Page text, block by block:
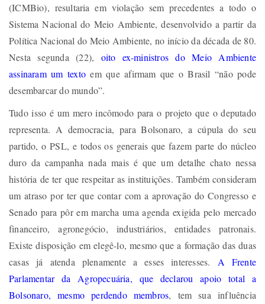
(ICMBio), resultaria em violação sem precedentes a todo o
Sistema Nacional do Meio Ambiente, desenvolvido a partir da
Política Nacional do Meio Ambiente, no início da década de 80.
Nesta segunda (22), oito ex-ministros do Meio Ambiente
assinaram um textoem que afirmam que o Brasil “não pode
desembarcar do mundo”.
Tudo isso é um mero incômodo para o projeto que o deputado
representa. A democracia, para Bolsonaro, a cúpula do seu
partido, o PSL, e todos os generais que fazem parte do núcleo
duro da campanha nada mais é que um detalhe chato nessa
história de ter que respeitar as instituições. Também consideram
um atraso por ter que contar com a aprovação do Congresso e
Senado para pôr em marcha uma agenda exigida pelo mercado
financeiro, agronegócio, industriários, entidades patronais.
Existe disposição em elegê-lo, mesmo que a formação das duas
casas já atenda plenamente a esses interesses. A Frente
Parlamentar da Agropecuária, que declarou apoio total a
Bolsonaro, mesmo perdendo membros, tem sua influência